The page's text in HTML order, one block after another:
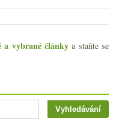
a vybrané články a staňte se